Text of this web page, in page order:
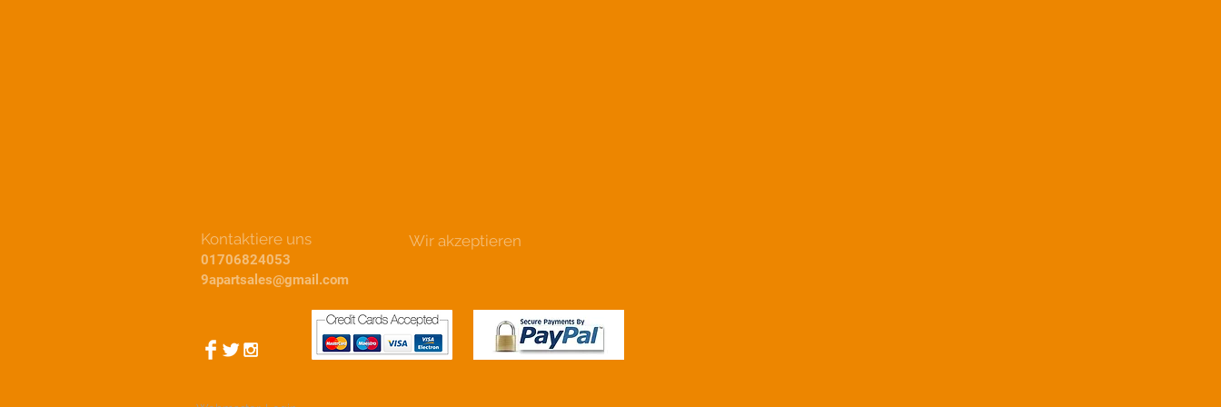
Kontaktiere uns
01706824053
9apartsales@gmail.com
Wir akzeptieren